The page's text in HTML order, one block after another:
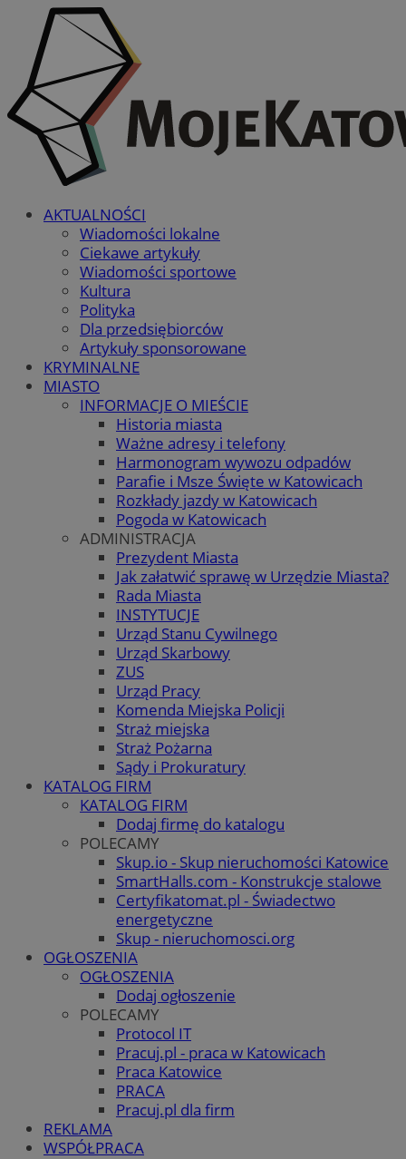
AKTUALNOŚCI
Wiadomości lokalne
Ciekawe artykuły
Wiadomości sportowe
Kultura
Polityka
Dla przedsiębiorców
Artykuły sponsorowane
KRYMINALNE
MIASTO
INFORMACJE O MIEŚCIE
Historia miasta
Ważne adresy i telefony
Harmonogram wywozu odpadów
Parafie i Msze Święte w Katowicach
Rozkłady jazdy w Katowicach
Pogoda w Katowicach
ADMINISTRACJA
Prezydent Miasta
Jak załatwić sprawę w Urzędzie Miasta?
Rada Miasta
INSTYTUCJE
Urząd Stanu Cywilnego
Urząd Skarbowy
ZUS
Urząd Pracy
Komenda Miejska Policji
Straż miejska
Straż Pożarna
Sądy i Prokuratury
KATALOG FIRM
KATALOG FIRM
Dodaj firmę do katalogu
POLECAMY
Skup.io - Skup nieruchomości Katowice
SmartHalls.com - Konstrukcje stalowe
Certyfikatomat.pl - Świadectwo
energetyczne
Skup - nieruchomosci.org
OGŁOSZENIA
OGŁOSZENIA
Dodaj ogłoszenie
POLECAMY
Protocol IT
Pracuj.pl - praca w Katowicach
Praca Katowice
PRACA
Pracuj.pl dla firm
REKLAMA
WSPÓŁPRACA